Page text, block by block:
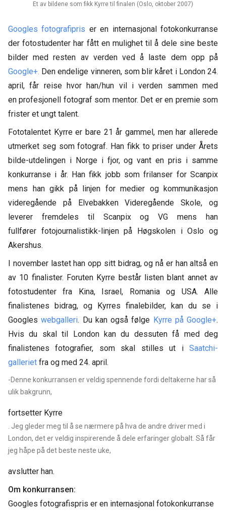
Et av bildene som fikk Kyrre til finalen (Oslo, oktober 2007)
Googles fotografipris er en internasjonal fotokonkurranse
der fotostudenter har fått en mulighet til å dele sine beste
bilder med resten av verden ved å laste dem opp på
Google+. Den endelige vinneren, som blir kåret i London 24.
april, får reise hvor han/hun vil i verden sammen med
en profesjonell fotograf som mentor. Det er en premie som
frister et ungt talent.
Fototalentet Kyrre er bare 21 år gammel, men har allerede
utmerket seg som fotograf. Han fikk to priser under Årets
bilde-utdelingen i Norge i fjor, og vant en pris i samme
konkurranse i år. Han fikk jobb som frilanser for Scanpix
mens han gikk på linjen for medier og kommunikasjon
videregående på Elvebakken Videregående Skole, og
leverer fremdeles til Scanpix og VG mens han
fullfører fotojournalistikk-linjen på Høgskolen i Oslo og
Akershus.
I november lastet han opp sitt bidrag, og nå er han altså en
av 10 finalister. Foruten Kyrre består listen blant annet av
fotostudenter fra Kina, Israel, Romania og USA. Alle
finalistenes bidrag, og Kyrres finalebilder, kan du se i
Googleswebgalleri. Du kan også følge Kyrre på Google+.
Hvis du skal til London kan du dessuten få med deg
finalistenes fotografier, som skal stilles ut i Saatchi-
galleriet fra og med 24. april.
-Denne konkurransen er veldig spennende fordi deltakerne har så
ulik bakgrunn,
fortsetter Kyrre
. Jeg gleder meg til å se nærmere på hva de andre driver med i
London, det er veldig inspirerende å dele erfaringer globalt. Så får
jeg håpe på det beste neste uke,
avslutter han.
Om konkurransen:
Googles fotografispris er en internasjonal fotokonkurranse